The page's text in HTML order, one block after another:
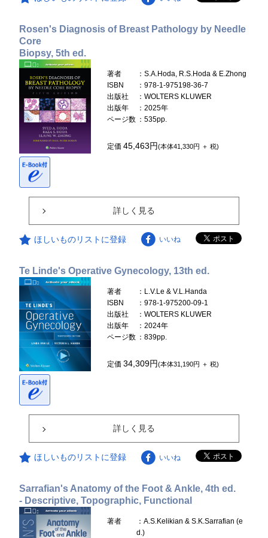
Rosen's Diagnosis of Breast Pathology by Needle
Core
Biopsy, 5th ed.
著者
：S.A.Hoda, R.S.Hoda & E.Zhong
ISBN
：978-1-975198-36-7
出版社
：WOLTERS KLUWER
出版年
：2025年
ページ数 ：535pp.
定価45,463円(本体41,330円 ＋ 税)
詳しく見る
ほしいものリストに登録 いいね
Te Linde's Operative Gynecology, 13th ed.
著者
：L.V.Le & V.L.Handa
ISBN
：978-1-975200-09-1
出版社
：WOLTERS KLUWER
出版年
：2024年
ページ数 ：839pp.
定価34,309円(本体31,190円 ＋ 税)
詳しく見る
ほしいものリストに登録 いいね
Sarrafian's Anatomy of the Foot & Ankle, 4th ed.
- Descriptive, Topographic, Functional
著者
：A.S.Kelikian & S.K.Sarrafian (e
d.)